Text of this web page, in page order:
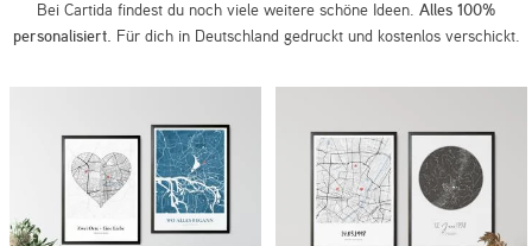
Bei Cartida findest du noch viele weitere schöne Ideen. Alles 100%
personalisiert. Für dich in Deutschland gedruckt und kostenlos verschickt.